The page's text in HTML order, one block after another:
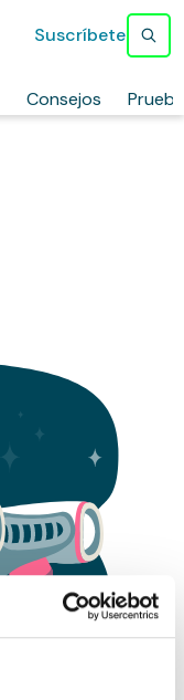
Consejos
Suscríbete